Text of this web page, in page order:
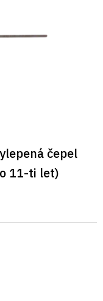
čepel
11-ti let)